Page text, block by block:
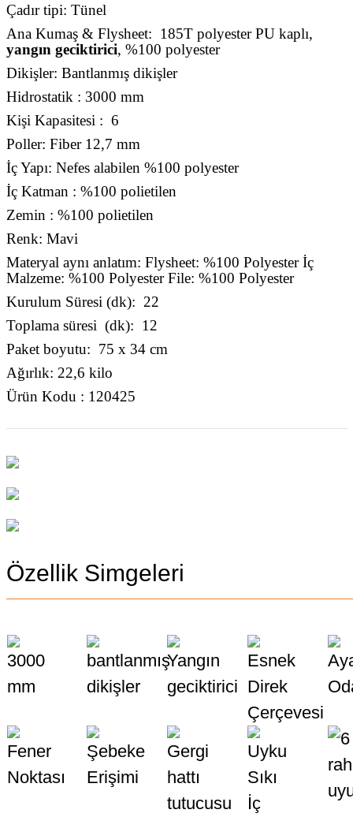
Çadır tipi: Tünel
Ana Kumaş & Flysheet: 185T polyester PU kaplı,
yangın geciktirici, %100 polyester
Dikişler: Bantlanmış dikişler
Hidrostatik : 3000 mm
Kişi Kapasitesi : 6
Poller: Fiber 12,7 mm
İç Yapı: Nefes alabilen %100 polyester
İç Katman : %100 polietilen
Zemin : %100 polietilen
Renk: Mavi
Materyal aynı anlatım: Flysheet: %100 Polyester İç
Malzeme: %100 Polyester File: %100 Polyester
Kurulum Süresi (dk): 22
Toplama süresi (dk): 12
Paket boyutu: 75 x 34 cm
Ağırlık: 22,6 kilo
Ürün Kodu : 120425
Özellik Simgeleri